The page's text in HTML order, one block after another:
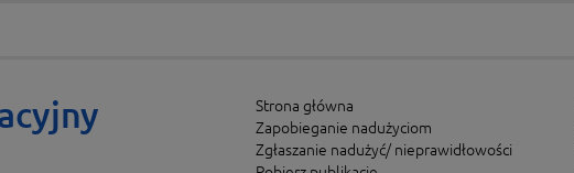
Strona główna
Zapobieganie nadużyciom
Zgłaszanie nadużyć/ nieprawidłowości